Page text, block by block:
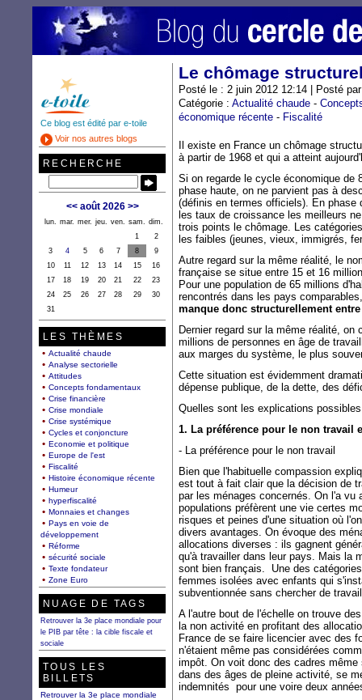
Le chômage
Posté le : 2 juin 2012 12:14 | Posté
Catégorie : Actualité chaude -
économique récente - Fiscalité
Il existe en France un chômage
à partir de 1968 et qui a atteint
Si on regarde le cycle économique de
phase haute, on ne parvient pas à
(définis en termes officiels). En
les taux de croissance les meilleurs
trois points le chômage. Les
les faibles (jeunes, vieux, immigrés,
Autre regard sur la même réalité, le
française se situe entre 15 et 16
Pour une population de 65 millions
rencontrés dans les pays
manque donc structurellement
Dernier regard sur la même réalité,
millions de personnes en âge de
aux marges du système, le plus
Cette situation est évidemment
dépense publique, de la dette, des
Quelles sont les explications
1. La préférence pour le non travail
- La préférence pour le non travail
Bien que l'habituelle compassion
est tout à fait clair que la décision de
par les ménages concernés. On l'a vu
populations préfèrent une vie certes
risques et peines d'une situation où
divers avantages. On évoque des
allocations diverses : ils gagnent
qu'à travailler dans leur pays. Mais la
sont bien français. Une des
femmes isolées avec enfants qui
subventionnée sans chercher de
A l'autre bout de l'échelle on trouve
la non activité en profitant des
France de se faire licencier avec des
n'étaient même pas considérées
impôt. On voit donc des cadres
dans des âges de pleine activité, se
indemnités pour une voire deux
Ce blog est édité par e-toile
Voir nos autres blogs
RECHERCHE
<< août 2026 >>
lun. mar. mer. jeu. ven. sam.
dim.
1
2
3
4 5 6 7 8
9
10
11 12 13 14 15
16
17
18 19 20 21 22
23
24
25 26 27 28 29
30
31
LES THÈMES
Actualité chaude
Analyse sectorielle
Attitudes
Concepts fondamentaux
Crise financière
Crise mondiale
Crise systémique
Cycles et conjoncture
Economie et politique
Europe de l'est
Fiscalité
Histoire économique récente
Humeur
hyperfiscalité
Monnaies et changes
Pays en voie de
développement
Réforme
sécurité sociale
Texte fondateur
Zone Euro
NUAGE DE TAGS
Retrouver la 3e place mondiale pour
le PIB par tête : la cible fiscale et
sociale
TOUS LES
BILLETS
Retrouver la 3e place mondiale